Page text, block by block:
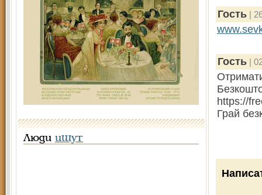
Люди ищут
Гость |
Гость |
https://
Грай